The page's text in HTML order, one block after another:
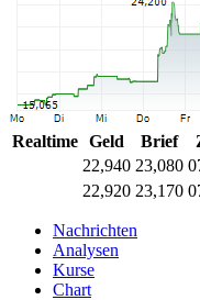
Realtime Geld Brief
22,940 23,080
22,920 23,170
Nachrichten
Analysen
Kurse
Chart